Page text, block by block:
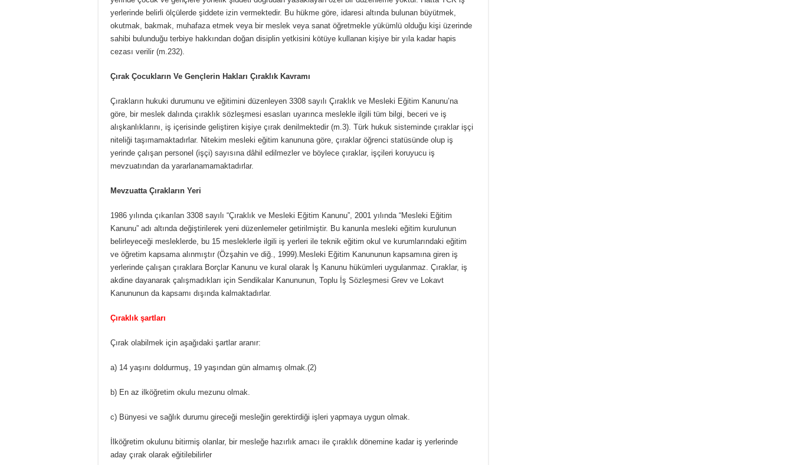
yerlerinde belirli ölçülerde şiddete izin vermektedir. Bu hükme göre, idaresi altında bulunan büyütmek,
okutmak, bakmak, muhafaza etmek veya bir meslek veya sanat öğretmekle yükümlü olduğu kişi üzerinde
sahibi bulunduğu terbiye hakkından doğan disiplin yetkisini kötüye kullanan kişiye bir yıla kadar hapis
cezası verilir (m.232).
Çırak Çocukların Ve Gençlerin Hakları Çıraklık Kavramı
Çırakların hukuki durumunu ve eğitimini düzenleyen 3308 sayılı Çıraklık ve Mesleki Eğitim Kanunu’na
göre, bir meslek dalında çıraklık sözleşmesi esasları uyarınca meslekle ilgili tüm bilgi, beceri ve iş
alışkanlıklarını, iş içerisinde geliştiren kişiye çırak denilmektedir (m.3). Türk hukuk sisteminde çıraklar işçi
niteliği taşımamaktadırlar. Nitekim mesleki eğitim kanununa göre, çıraklar öğrenci statüsünde olup iş
yerinde çalışan personel (işçi) sayısına dâhil edilmezler ve böylece çıraklar, işçileri koruyucu iş
mevzuatından da yararlanamamaktadırlar.
Mevzuatta Çırakların Yeri
1986 yılında çıkarılan 3308 sayılı “Çıraklık ve Mesleki Eğitim Kanunu”, 2001 yılında “Mesleki Eğitim
Kanunu” adı altında değiştirilerek yeni düzenlemeler getirilmiştir. Bu kanunla mesleki eğitim kurulunun
belirleyeceği mesleklerde, bu 15 mesleklerle ilgili iş yerleri ile teknik eğitim okul ve kurumlarındaki eğitim
ve öğretim kapsama alınmıştır (Özşahin ve diğ., 1999).Mesleki Eğitim Kanununun kapsamına giren iş
yerlerinde çalışan çıraklara Borçlar Kanunu ve kural olarak İş Kanunu hükümleri uygulanmaz. Çıraklar, iş
akdine dayanarak çalışmadıkları için Sendikalar Kanununun, Toplu İş Sözleşmesi Grev ve Lokavt
Kanununun da kapsamı dışında kalmaktadırlar.
Çıraklık şartları
Çırak olabilmek için aşağıdaki şartlar aranır:
a) 14 yaşını doldurmuş, 19 yaşından gün almamış olmak.(2)
b) En az ilköğretim okulu mezunu olmak.
c) Bünyesi ve sağlık durumu gireceği mesleğin gerektirdiği işleri yapmaya uygun olmak.
İlköğretim okulunu bitirmiş olanlar, bir mesleğe hazırlık amacı ile çıraklık dönemine kadar iş yerlerinde
aday çırak olarak eğitilebilirler